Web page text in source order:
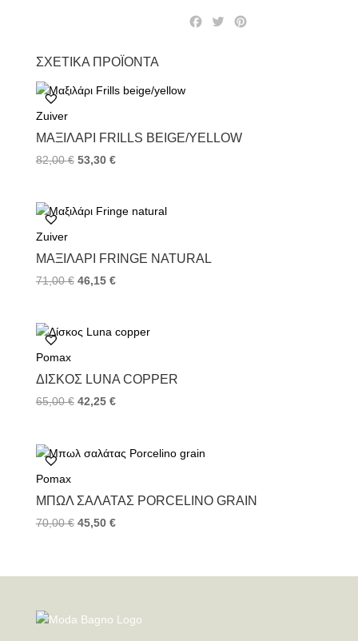
k
T
ΣΧΕΤΙΚΆ ΠΡΟΪΌΝΤΑ
Zuiver
ΜΑΞΙΛΆΡΙ FRILLS BEIGE/YELLOW
82,00€ 53,30 €
Zuiver
ΜΑΞΙΛΆΡΙ FRINGE NATURAL
71,00€ 46,15 €
Pomax
ΔΊΣΚΟΣ LUNA COPPER
65,00€ 42,25 €
Pomax
ΜΠΩΛ ΣΑΛΆΤΑΣ PORCELINO GRAIN
70,00€ 45,50 €